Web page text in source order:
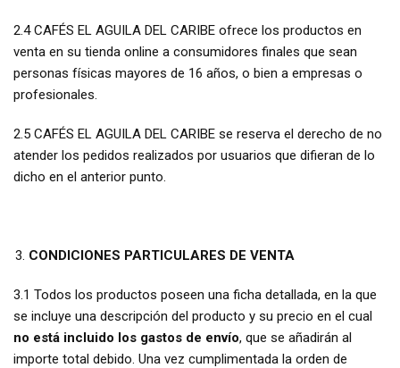
2.4 CAFÉS EL AGUILA DEL CARIBE ofrece los productos en
venta en su tienda online a consumidores finales que sean
personas físicas mayores de 16 años, o bien a empresas o
profesionales.
2.5 CAFÉS EL AGUILA DEL CARIBE se reserva el derecho de no
atender los pedidos realizados por usuarios que difieran de lo
dicho en el anterior punto.
CONDICIONES PARTICULARES DE VENTA
3.1 Todos los productos poseen una ficha detallada, en la que
se incluye una descripción del producto y su precio en el cual
no está incluido los gastos de envío, que se añadirán al
importe total debido. Una vez cumplimentada la orden de